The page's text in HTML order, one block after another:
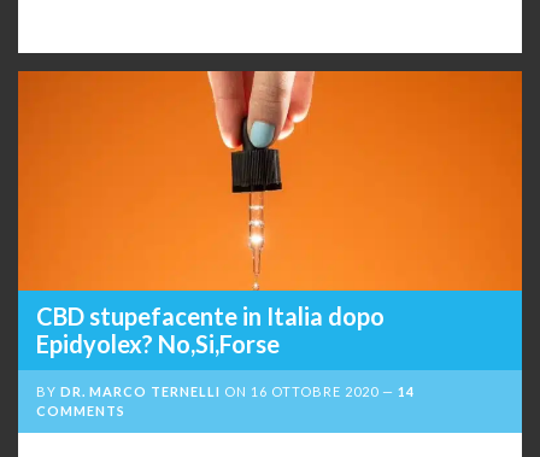
CBD stupefacente in Italia dopo
Epidyolex? No,Si,Forse
BY DR. MARCO TERNELLI ON 16 OTTOBRE 2020
14
COMMENTS